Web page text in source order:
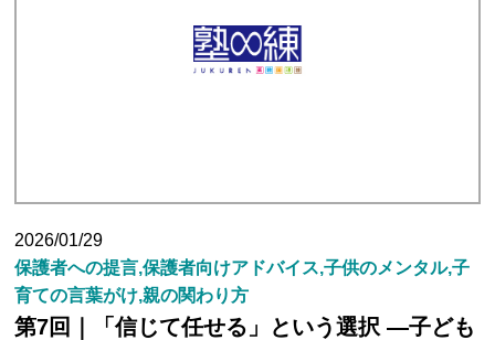
2026/01/29
保護者への提言,保護者向けアドバイス,子供のメンタル,子
育ての言葉がけ,親の関わり方
第7回｜「信じて任せる」という選択 ―子ども